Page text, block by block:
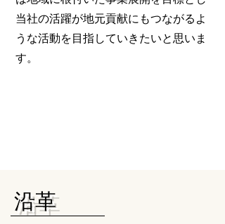
当社の活躍が地元貢献にもつながるよ
うな活動を目指していきたいと思いま
す。
​沿革